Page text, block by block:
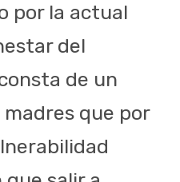
por la actual
del
de un
que por